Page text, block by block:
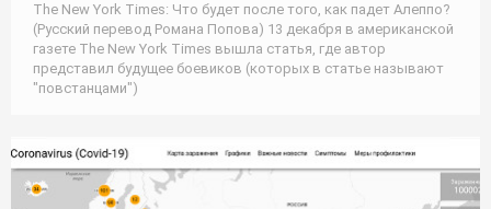
The New York Times: Что будет после того, как падет Алеппо?
(Русский перевод Романа Попова) 13 декабря в американской
газете The New York Times вышла статья, где автор
представил будущее боевиков (которых в статье называют
"повстанцами")